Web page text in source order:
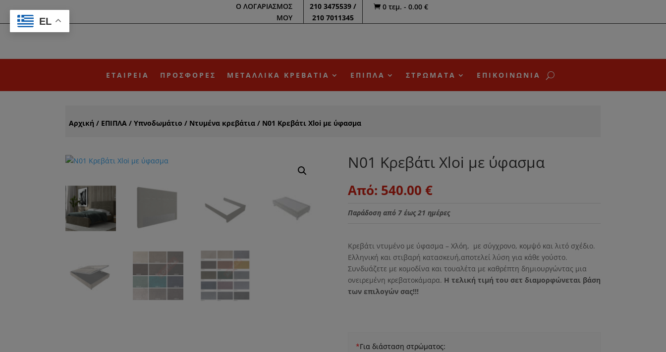
Ο ΛΟΓΑΡΙΑΣΜΟΣ
ΜΟΥ
210 3475539 /
210 7011345
 0 τεμ. - 0.00 €
ΕΤΑΙΡΕΙΑ ΠΡΟΣΦΟΡΕΣ ΜΕΤΑΛΛΙΚΑ ΚΡΕΒΑΤΙΑ ΕΠΙΠΛΑ ΣΤΡΩΜΑΤΑ ΕΠΙΚΟΙΝΩΝΙΑ
Αρχική / ΕΠΙΠΛΑ / Υπνοδωμάτιο / Nτυμένα κρεβάτια / N01 Κρεβάτι Xloi με ύφασμα
N01 Κρεβάτι Xloi με ύφασμα
Από: 540.00 €
Παράδοση από 7 έως 21 ημέρες
Κρεβάτι ντυμένο με ύφασμα – Χλόη, με σύγχρονο, κομψό και λιτό σχέδιο.
Ελληνική και στιβαρή κατασκευή,αποτελεί λύση για κάθε γούστο.
Συνδυάζετε με κομοδίνα και τουαλέτα με καθρέπτη δημιουργώντας μια
ονειρεμένη κρεβατοκάμαρα. Η τελική τιμή του σετ διαμορφώνεται βάση
των επιλογών σας!!!
*Για διάσταση στρώματος:
EL